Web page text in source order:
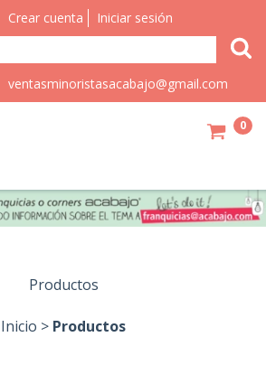
Crear cuenta Iniciar sesión
ventasminoristasacabajo@gmail.com
0
Productos
Inicio > Productos